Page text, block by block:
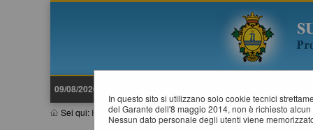
09/08/2026 11:16
Sei qui: Home»Elenco operatori economici»Bandi e avvisi
In questo sito si utilizzano solo cookie tecnici
del Garante dell'8 maggio 2014, non è richiesto
Nessun dato personale degli utenti viene